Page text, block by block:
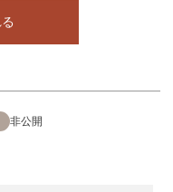
非公開